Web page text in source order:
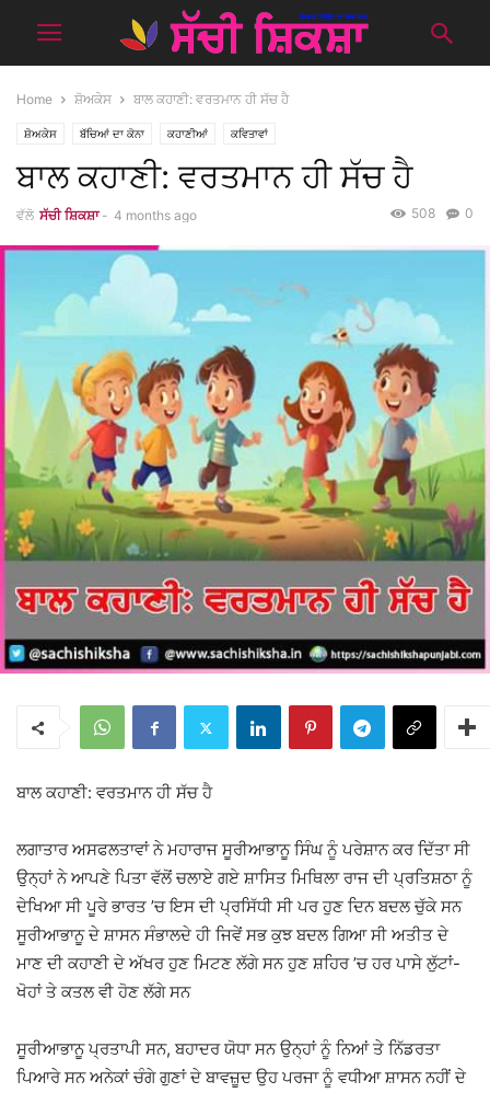
Home ਸ਼ੋਅਕੇਸ ਬਾਲ ਕਹਾਣੀ: ਵਰਤਮਾਨ ਹੀ ਸੱਚ ਹੈ
ਸ਼ੋਅਕੇਸ ਬੱਚਿਆਂ ਦਾ ਕੋਨਾ ਕਹਾਣੀਆਂ ਕਵਿਤਾਵਾਂ
ਬਾਲ ਕਹਾਣੀ: ਵਰਤਮਾਨ ਹੀ ਸੱਚ ਹੈ
ਵੱਲੋ ਸੱਚੀ ਸ਼ਿਕਸ਼ਾ - 4 months ago 0
508
ਬਾਲ ਕਹਾਣੀ: ਵਰਤਮਾਨ ਹੀ ਸੱਚ ਹੈ
ਲਗਾਤਾਰ ਅਸਫਲਤਾਵਾਂ ਨੇ ਮਹਾਰਾਜ ਸੂਰੀਆਭਾਨੂ ਸਿੰਘ ਨੂੰ ਪਰੇਸ਼ਾਨ ਕਰ ਦਿੱਤਾ ਸੀ
ਉਨ੍ਹਾਂ ਨੇ ਆਪਣੇ ਪਿਤਾ ਵੱਲੋਂ ਚਲਾਏ ਗਏ ਸ਼ਾਸਿਤ ਮਿਥਿਲਾ ਰਾਜ ਦੀ ਪ੍ਰਤਿਸ਼ਠਾ ਨੂੰ
ਦੇਖਿਆ ਸੀ ਪੂਰੇ ਭਾਰਤ ’ਚ ਇਸ ਦੀ ਪ੍ਰਸਿੱਧੀ ਸੀ ਪਰ ਹੁਣ ਦਿਨ ਬਦਲ ਚੁੱਕੇ ਸਨ
ਸੂਰੀਆਭਾਨੂ ਦੇ ਸ਼ਾਸਨ ਸੰਭਾਲਦੇ ਹੀ ਜਿਵੇਂ ਸਭ ਕੁਝ ਬਦਲ ਗਿਆ ਸੀ ਅਤੀਤ ਦੇ
ਮਾਣ ਦੀ ਕਹਾਣੀ ਦੇ ਅੱਖਰ ਹੁਣ ਮਿਟਣ ਲੱਗੇ ਸਨ ਹੁਣ ਸ਼ਹਿਰ ’ਚ ਹਰ ਪਾਸੇ ਲੁੱਟਾਂ-
ਖੋਹਾਂ ਤੇ ਕਤਲ ਵੀ ਹੋਣ ਲੱਗੇ ਸਨ
ਸੂਰੀਆਭਾਨੂ ਪ੍ਰਤਾਪੀ ਸਨ, ਬਹਾਦਰ ਯੋਧਾ ਸਨ ਉਨ੍ਹਾਂ ਨੂੰ ਨਿਆਂ ਤੇ ਨਿੱਡਰਤਾ
ਪਿਆਰੇ ਸਨ ਅਨੇਕਾਂ ਚੰਗੇ ਗੁਣਾਂ ਦੇ ਬਾਵਜ਼ੂਦ ਉਹ ਪਰਜਾ ਨੂੰ ਵਧੀਆ ਸ਼ਾਸਨ ਨਹੀਂ ਦੇ